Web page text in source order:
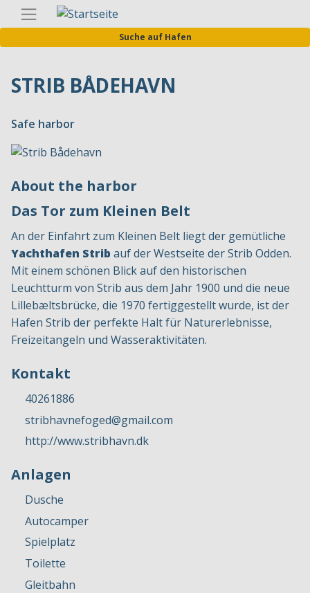
Direkt
zum
Inhalt
Suche auf Hafen
STRIB BÅDEHAVN
Safe harbor
About the harbor
Das Tor zum Kleinen Belt
An der Einfahrt zum Kleinen Belt liegt der gemütliche
Yachthafen Strib auf der Westseite der Strib Odden.
Mit einem schönen Blick auf den historischen
Leuchtturm von Strib aus dem Jahr 1900 und die neue
Lillebæltsbrücke, die 1970 fertiggestellt wurde, ist der
Hafen Strib der perfekte Halt für Naturerlebnisse,
Freizeitangeln und Wasseraktivitäten.
Kontakt
40261886
stribhavnefoged@gmail.com
http://www.stribhavn.dk
Anlagen
Dusche
Autocamper
Spielplatz
Toilette
Gleitbahn